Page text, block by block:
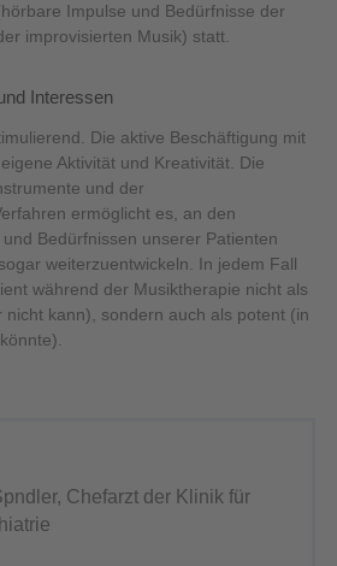
Impulse und Bedürfnisse der
improvisierten Musik) statt.
Interessen
Die aktive Beschäftigung mit
Aktivität und Kreativität. Die
und der
ermöglicht es, an den
Bedürfnissen unserer Patienten
weiterzuentwickeln. In jedem Fall
während der Musiktherapie nicht als
nicht kann), sondern auch als potent (in